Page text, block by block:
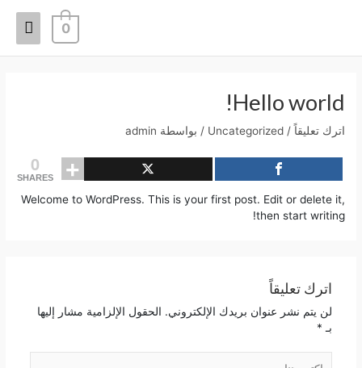
0
Hello world!
اترك تعليقاً /
Uncategorized / بواسطة admin
0
SHARES
Welcome to WordPress. This is your first post. Edit or delete it,
then start writing!
اترك تعليقاً
لن يتم نشر عنوان بريدك الإلكتروني. الحقول الإلزامية مشار إليها
بـ *